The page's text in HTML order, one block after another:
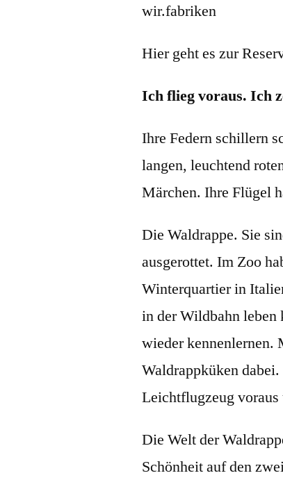
wir.fabriken
Hier geht es zur
Ich flieg voraus. Ich
Ihre Federn schillern
langen, leuchtend
Märchen. Ihre Flügel
Die Waldrappe. Sie
ausgerottet. Im Zoo
Winterquartier in
in der Wildbahn leben
wieder kennenlernen.
Waldrappküken
Leichtflugzeug
Die Welt der
Schönheit auf den